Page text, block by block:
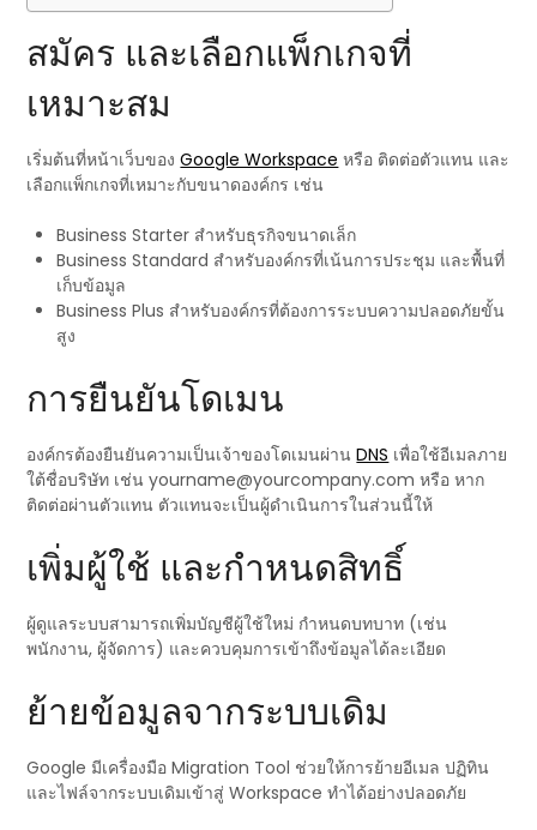
สมัคร และเลือกแพ็กเกจที่
เหมาะสม
เริ่มต้นที่หน้าเว็บของGoogle Workspace หรือ ติดต่อตัวแทน และ
เลือกแพ็กเกจที่เหมาะกับขนาดองค์กร เช่น
Business Starter สำหรับธุรกิจขนาดเล็ก
Business Standard สำหรับองค์กรที่เน้นการประชุม และพื้นที่
เก็บข้อมูล
Business Plus สำหรับองค์กรที่ต้องการระบบความปลอดภัยขั้น
สูง
การยืนยันโดเมน
องค์กรต้องยืนยันความเป็นเจ้าของโดเมนผ่านDNS เพื่อใช้อีเมลภาย
ใต้ชื่อบริษัท เช่น yourname@yourcompany.com หรือ หาก
ติดต่อผ่านตัวแทน ตัวแทนจะเป็นผู้ดำเนินการในส่วนนี้ให้
เพิ่มผู้ใช้ และกำหนดสิทธิ์
ผู้ดูแลระบบสามารถเพิ่มบัญชีผู้ใช้ใหม่ กำหนดบทบาท (เช่น
พนักงาน, ผู้จัดการ) และควบคุมการเข้าถึงข้อมูลได้ละเอียด
ย้ายข้อมูลจากระบบเดิม
Google มีเครื่องมือ Migration Tool ช่วยให้การย้ายอีเมล ปฏิทิน
และไฟล์จากระบบเดิมเข้าสู่ Workspace ทำได้อย่างปลอดภัย